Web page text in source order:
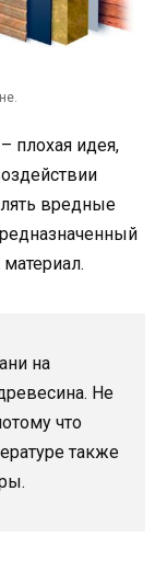
плохая идея,
вредные
на
Не
что
также